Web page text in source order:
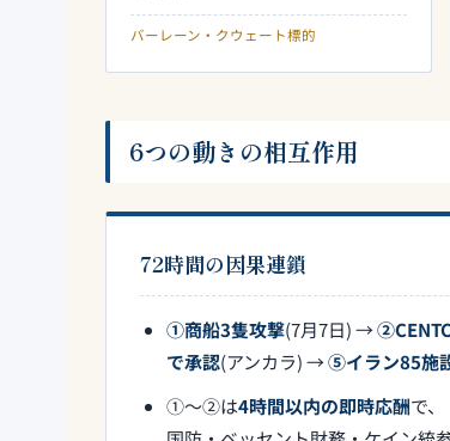
バーレーン・クウェート標的
6つの動きの相互作用
72時間の因果連鎖
①商船3隻攻撃(7月7日) →
で承認(アンカラ) →⑤イラン85施
①〜②は4時間以内の即時応酬で